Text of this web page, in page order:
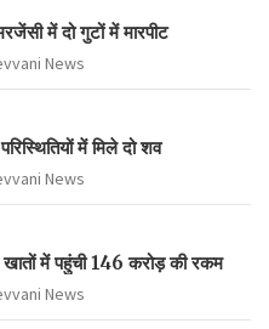
में दो गुटों में मारपीट
News
में मिले दो शव
News
में पहुंची 146 करोड़ की रकम
News